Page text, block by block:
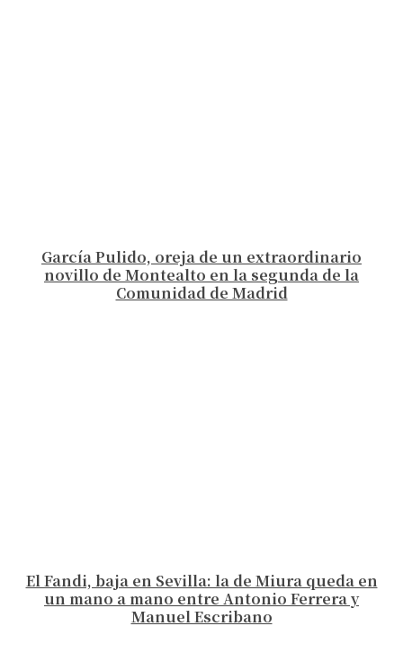
García Pulido, oreja de un extraordinario
novillo de Montealto en la segunda de la
Comunidad de Madrid
El Fandi, baja en Sevilla: la de Miura queda en
un mano a mano entre Antonio Ferrera y
Manuel Escribano